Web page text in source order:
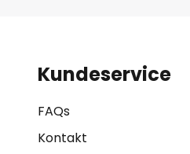
Kundeservice
FAQs
Kontakt